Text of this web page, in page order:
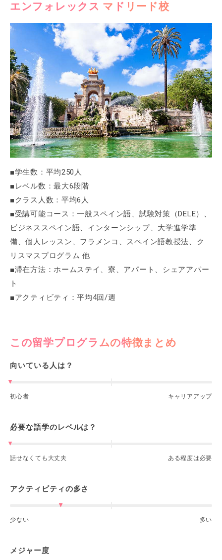
エンフォレックス マドリード校
■学生数：平均250人
■レベル数：最大6段階
■クラス人数：平均6人
■受講可能コース：一般スペイン語、試験対策（DELE）、
ビジネススペイン語、インターンシップ、大学進学準
備、個人レッスン、フラメンコ、スペイン語教授法、ク
リスマスプログラム 他
■滞在方法：ホームステイ、寮、アパート、シェアアパー
ト
■アクティビティ：平均4回/週
この留学プログラムの特徴まとめ
向いている人は？
初心者 キャリアアップ
必要な語学のレベルは？
話せなくても大丈夫 ある程度は必要
アクティビティの多さ
少ない 多い
メジャー度